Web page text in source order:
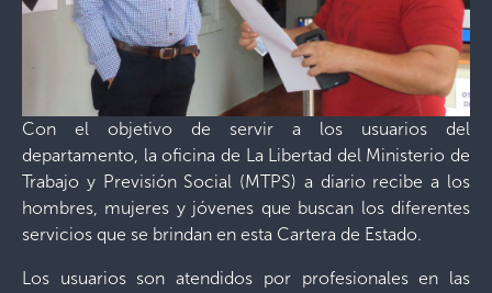
Con el objetivo de servir a los usuarios del
departamento, la oficina de La Libertad del Ministerio de
Trabajo y Previsión Social (MTPS) a diario recibe a los
hombres, mujeres y jóvenes que buscan los diferentes
servicios que se brindan en esta Cartera de Estado.
Los usuarios son atendidos por profesionales en las